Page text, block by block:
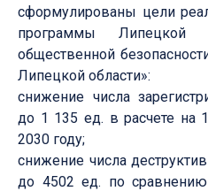
сформулированы цели
программы Липецкой
общественной
Липецкой области»:
снижение числа
до 1 135 ед. в расчете на
2030 году;
снижение числа
до 4502 ед. по